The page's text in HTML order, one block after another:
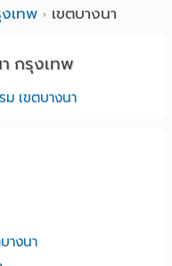
เทพ เขตบางนา
กรุงเทพ
ม เขตบางนา
างนา